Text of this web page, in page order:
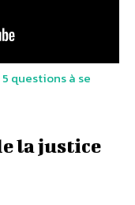
questions à se
la justice